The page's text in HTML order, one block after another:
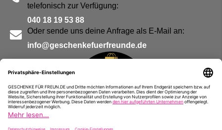
telefonisch zur Verfügung:
040 18 19 53 88
Oder sende uns deine Anfrage als E-Mail an:
info@geschenkefuerfreunde.de